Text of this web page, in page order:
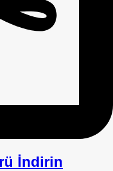
İndirin